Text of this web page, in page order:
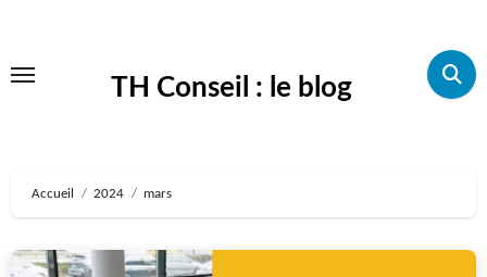
contenu
TH Conseil : le blog
Accueil 2024 mars